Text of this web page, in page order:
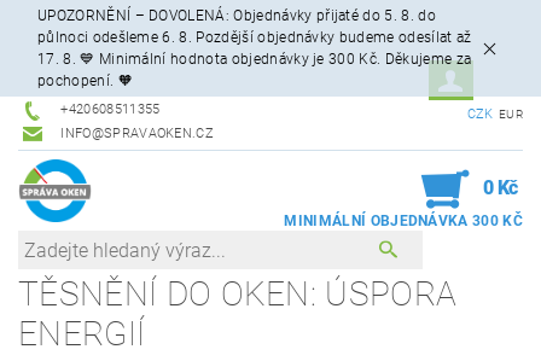
UPOZORNĚNÍ – DOVOLENÁ: Objednávky přijaté do 5. 8. do
půlnoci odešleme 6. 8. Pozdější objednávky budeme odesílat až
17. 8. 💙 Minimální hodnota objednávky je 300 Kč. Děkujeme za
pochopení. 🧡
+420608511355
INFO@SPRAVAOKEN.CZ
CZK EUR
0 Kč
TĚSNĚNÍ DO OKEN: ÚSPORA
ENERGIÍ